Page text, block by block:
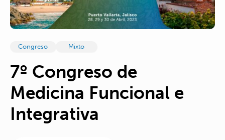
Congreso Mixto
7º Congreso de
Medicina Funcional e
Integrativa